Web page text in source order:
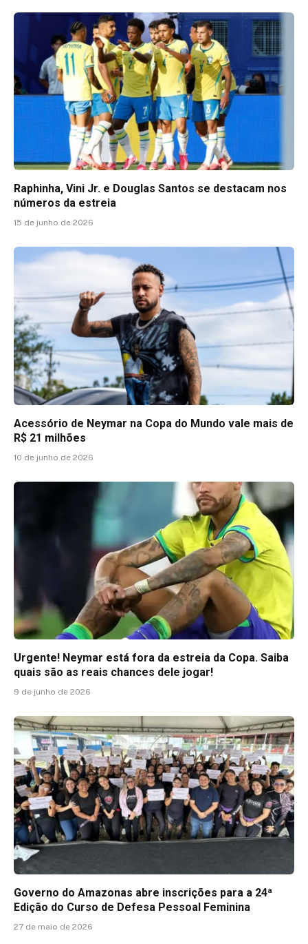
Raphinha, Vini Jr. e Douglas Santos se destacam nos
números da estreia
15 de junho de 2026
Acessório de Neymar na Copa do Mundo vale mais de
R$ 21 milhões
10 de junho de 2026
Urgente! Neymar está fora da estreia da Copa. Saiba
quais são as reais chances dele jogar!
9 de junho de 2026
Governo do Amazonas abre inscrições para a 24ª
Edição do Curso de Defesa Pessoal Feminina
27 de maio de 2026